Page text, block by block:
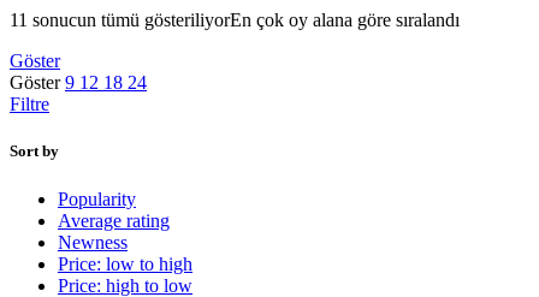
11 sonucun tümü gösteriliyorEn çok oy alana göre sıralandı
Göster
Göster9 12 18 24
Filtre
Sort by
Popularity
Average rating
Newness
Price: low to high
Price: high to low